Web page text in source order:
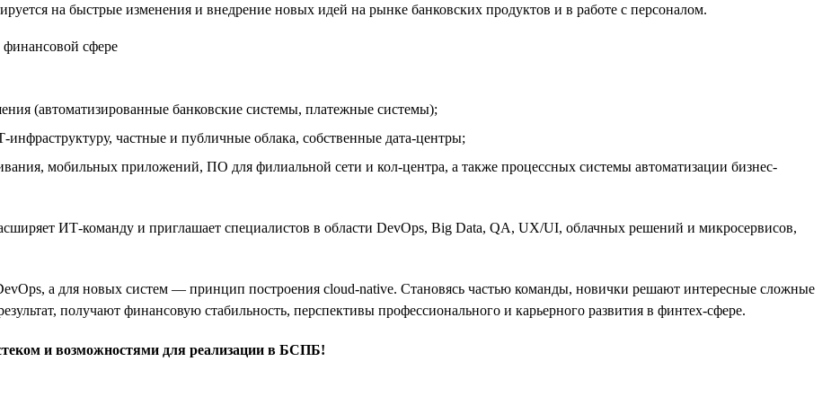
на быстрые изменения и внедрение новых идей на рынке банковских продуктов и в работе с персоналом.
(автоматизированные банковские системы, платежные системы);
частные и публичные облака, собственные дата-центры;
мобильных приложений, ПО для филиальной сети и кол-центра, а также процессных системы автоматизации бизнес-
ИТ-команду и приглашает специалистов в области DevOps, Big Data, QA, UX/UI, облачных решений и микросервисов,
а для новых систем — принцип построения cloud-native. Становясь частью команды, новички решают интересные сложные
получают финансовую стабильность, перспективы профессионального и карьерного развития в финтех-сфере.
и возможностями для реализации в БСПБ!